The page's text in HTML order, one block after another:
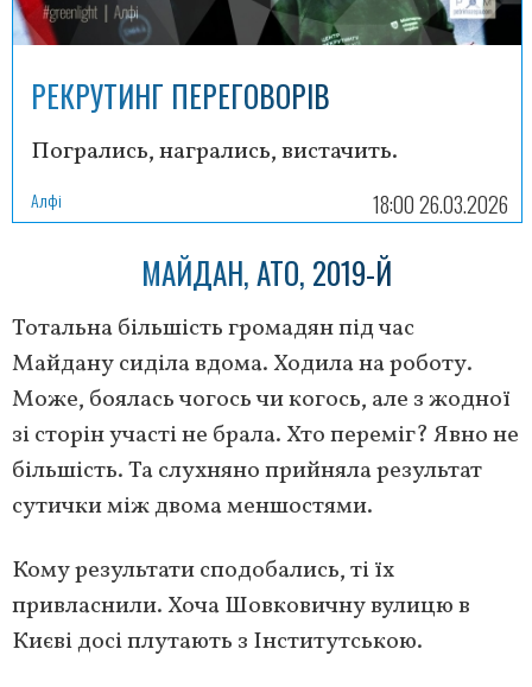
РЕКРУТИНГ ПЕРЕГОВОРІВ
Погрались, награлись, вистачить.
Алфі 18:00 26.03.2026
МАЙДАН, АТО, 2019-Й
Тотальна більшість громадян під час
Майдану сиділа вдома. Ходила на роботу.
Може, боялась чогось чи когось, але з жодної
зі сторін участі не брала. Хто переміг? Явно не
більшість. Та слухняно прийняла результат
сутички між двома меншостями.
Кому результати сподобались, ті їх
привласнили. Хоча Шовковичну вулицю в
Києві досі плутають з Інститутською.